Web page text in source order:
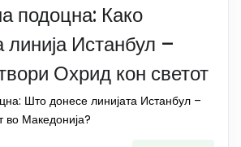
подоцна: Како
линија Истанбул –
Охрид кон светот
Што донесе линијата Истанбул –
во Македонија?